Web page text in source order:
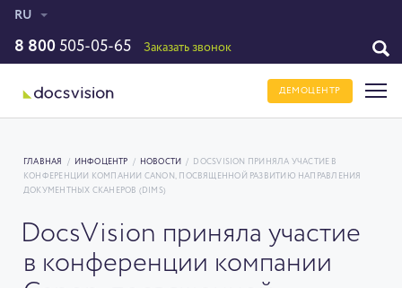
RU
8 800 505-05-65 Заказать звонок
ДЕМОЦЕНТР
ГЛАВНАЯ / ИНФОЦЕНТР / НОВОСТИ /
DOCSVISION ПРИНЯЛА УЧАСТИЕ В
КОНФЕРЕНЦИИ КОМПАНИИ CANON, ПОСВЯЩЕННОЙ РАЗВИТИЮ НАПРАВЛЕНИЯ
ДОКУМЕНТНЫХ СКАНЕРОВ (DIMS)
DocsVision приняла участие
в конференции компании